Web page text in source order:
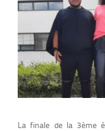
La finale de la 3ème